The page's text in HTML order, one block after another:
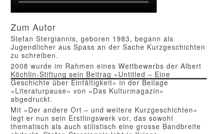
Zum Autor
Stefan Stergiannis, geboren 1983, begann als
Jugendlicher aus Spass an der Sache Kurzgeschichten
zu schreiben.
2008 wurde im Rahmen eines Wettbewerbs der Albert
Köchlin-Stiftung sein Beitrag «Untitled – Eine
Geschichte über Einfältigkeit» in der Beilage
«Literaturpause» von «Das Kulturmagazin»
abgedruckt.
Mit «Der andere Ort – und weitere Kurzgeschichten»
legt er nun sein Erstlingswerk vor, das sowohl
thematisch als auch stilistisch eine grosse Bandbreite